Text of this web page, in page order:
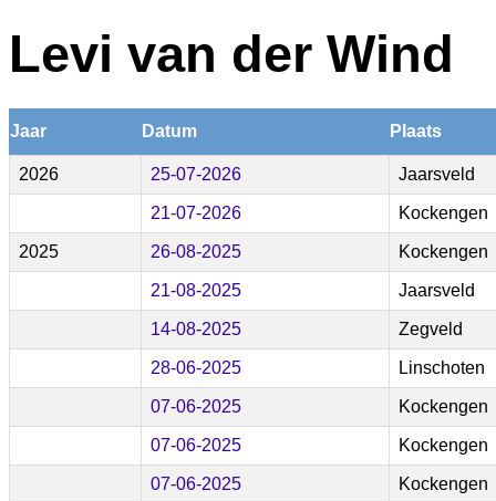
Levi van der Wind
Jaar Datum Plaats
2026 25-07-2026 Jaarsveld
21-07-2026 Kockengen
2025 26-08-2025 Kockengen
21-08-2025 Jaarsveld
14-08-2025 Zegveld
28-06-2025 Linschoten
07-06-2025 Kockengen
07-06-2025 Kockengen
07-06-2025 Kockengen